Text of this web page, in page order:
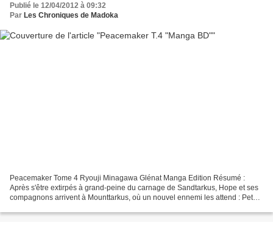
Publié le 12/04/2012 à 09:32
Par Les Chroniques de Madoka
Peacemaker Tome 4 Ryouji Minagawa Glénat Manga Edition Résumé :
Après s'être extirpés à grand-peine du carnage de Sandtarkus, Hope et ses
compagnons arrivent à Mounttarkus, où un nouvel ennemi les attend : Peter